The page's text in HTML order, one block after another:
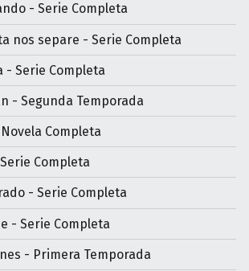
- Serie Completa
nos separe - Serie Completa
- Serie Completa
- Segunda Temporada
Completa
Completa
- Serie Completa
- Serie Completa
- Primera Temporada